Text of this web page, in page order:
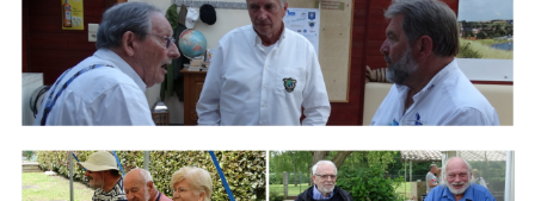
Branding
ARMCHAIR